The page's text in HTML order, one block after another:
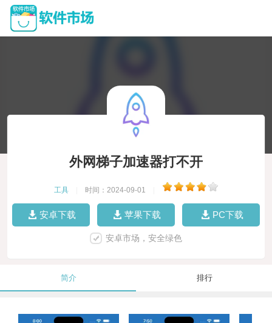
外网梯子加速器打不开
工具 时间：2024-09-01
安卓下载 苹果下载 PC下载
安卓市场，安全绿色
简介 排行